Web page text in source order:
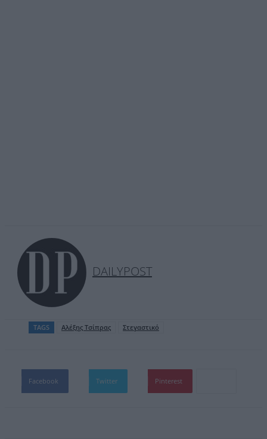
DAILYPOST
TAGS Aλέξης Τσίπρας Στεγαστικό
Facebook Twitter Pinterest